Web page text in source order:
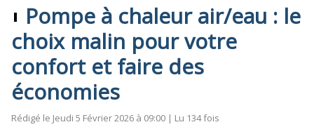
Pompe à chaleur air/eau : le
choix malin pour votre
confort et faire des
économies
Rédigé le Jeudi 5 Février 2026 à 09:00 | Lu 134 fois